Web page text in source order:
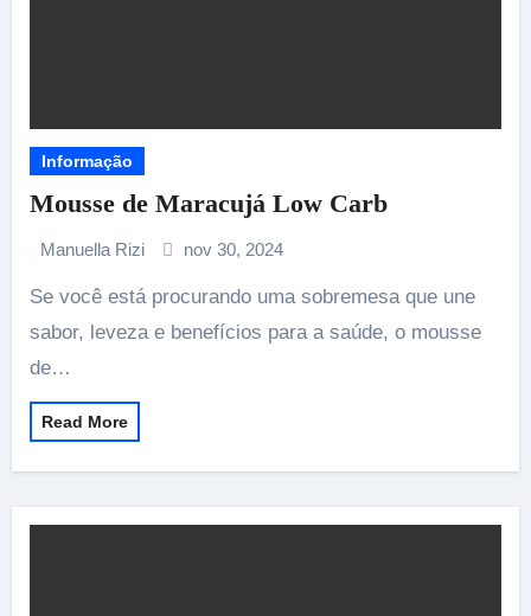
Informação
Mousse de Maracujá Low Carb
Manuella Rizi nov 30, 2024
Se você está procurando uma sobremesa que une
sabor, leveza e benefícios para a saúde, o mousse
de…
Read More